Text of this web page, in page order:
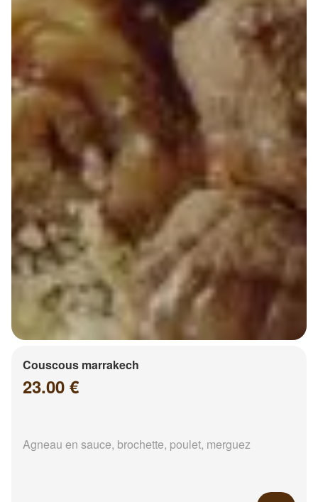
Couscous marrakech
23.00 €
Agneau en sauce, brochette, poulet, merguez